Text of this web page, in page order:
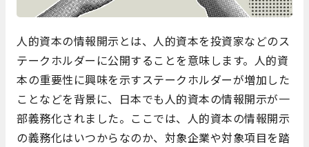
人的資本の情報開示とは、人的資本を投資家などのス
テークホルダーに公開することを意味します。人的資
本の重要性に興味を示すステークホルダーが増加した
ことなどを背景に、日本でも人的資本の情報開示が一
部義務化されました。ここでは、人的資本の情報開示
の義務化はいつからなのか、対象企業や対象項目を踏